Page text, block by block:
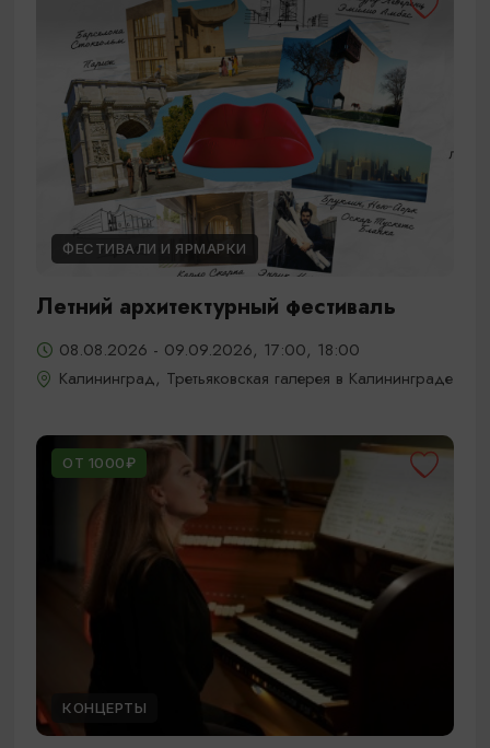
ФЕСТИВАЛИ И ЯРМАРКИ
Летний архитектурный фестиваль
08.08.2026 - 09.09.2026, 17:00, 18:00
Калининград, Третьяковская галерея в Калининграде
ОТ 1000₽
КОНЦЕРТЫ